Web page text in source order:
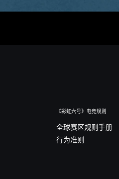
《彩虹六号》电竞规则
全球赛区规则手册
行为准则